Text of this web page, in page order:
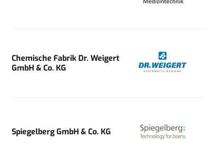
Chemische Fabrik Dr. Weigert
GmbH & Co. KG
Spiegelberg GmbH & Co. KG